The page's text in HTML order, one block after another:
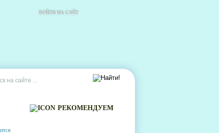
ВОЙТИ НА САЙТ
РЕКОМЕНДУЕМ